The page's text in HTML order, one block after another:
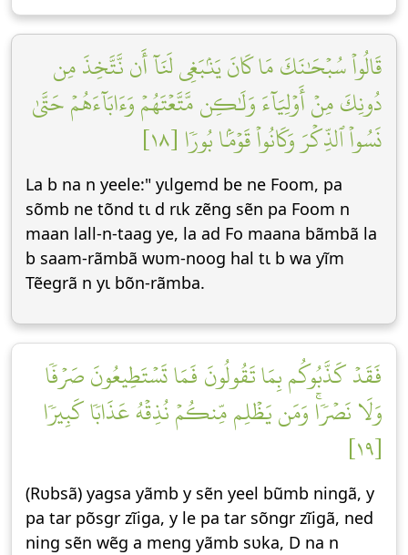
قَالُواْ سُبۡحَٰنَكَ مَا كَانَ يَنۢبَغِي لَنَآ أَن نَّتَّخِذَ مِن
دُونِكَ مِنۡ أَوۡلِيَآءَ وَلَٰكِن مَّتَّعۡتَهُمۡ وَءَابَآءَهُمۡ حَتَّىٰ
نَسُواْ ٱلذِّكۡرَ وَكَانُواْ قَوۡمَۢا بُورٗا [١٨]
La b na n yeele:" yɩlgemd be ne Foom, pa
sõmb ne tõnd tɩ d rɩk zẽng sẽn pa Foom n
maan lall-n-taag ye, la ad Fo maana bãmbã la
b saam-rãmbã wʋm-noog hal tɩ b wa yĩm
Tẽegrã n yɩ bõn-rãmba.
فَقَدۡ كَذَّبُوكُم بِمَا تَقُولُونَ فَمَا تَسۡتَطِيعُونَ صَرۡفٗا
وَلَا نَصۡرٗاۚ وَمَن يَظۡلِم مِّنكُمۡ نُذِقۡهُ عَذَابٗا كَبِيرٗا
[١٩]
(Rʋbsã) yagsa yãmb y sẽn yeel bũmb ningã, y
pa tar põsgr zĩiga, y le pa tar sõngr zĩigã, ned
ning sẽn wẽg a meng yãmb sʋka, D na n